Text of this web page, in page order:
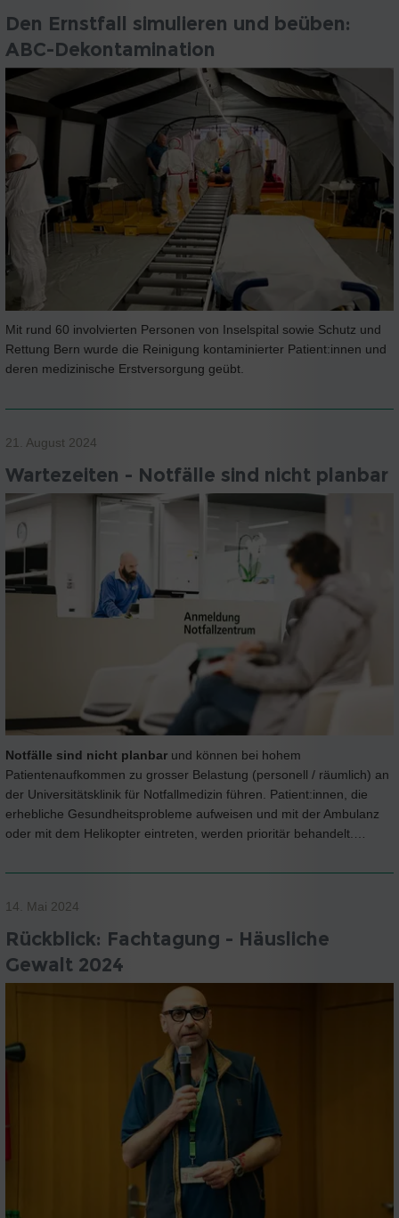
Den Ernstfall simulieren und beüben:
ABC-Dekontamination
Mit rund 60 involvierten Personen von Inselspital sowie Schutz und
Rettung Bern wurde die Reinigung kontaminierter Patient:innen und
deren medizinische Erstversorgung geübt.
21. August 2024
Wartezeiten - Notfälle sind nicht planbar
Notfälle sind nicht planbar und können bei hohem
Patientenaufkommen zu grosser Belastung (personell / räumlich) an
der Universitätsklinik für Notfallmedizin führen. Patient:innen, die
erhebliche Gesundheitsprobleme aufweisen und mit der Ambulanz
oder mit dem Helikopter eintreten, werden prioritär behandelt.…
14. Mai 2024
Rückblick: Fachtagung - Häusliche
Gewalt 2024